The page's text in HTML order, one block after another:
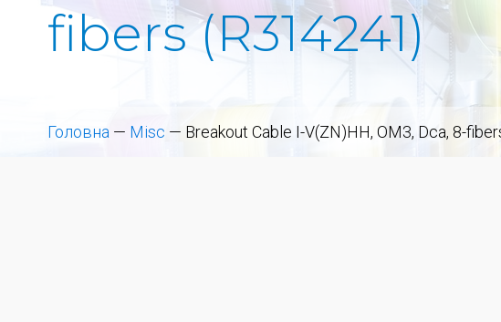
fibers (R314241)
Головна — Misc — Breakout Cable I-V(ZN)HH, OM3, Dca, 8-